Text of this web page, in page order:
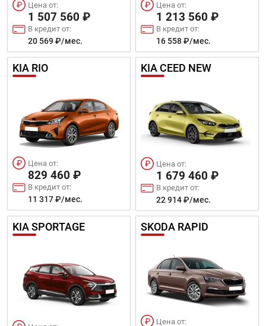
Цена от:
1 507 560 ₽
В кредит от:
20 569 ₽/мес.
Цена от:
1 213 560 ₽
В кредит от:
16 558 ₽/мес.
KIA RIO
Цена от:
829 460 ₽
В кредит от:
11 317 ₽/мес.
KIA CEED NEW
Цена от:
1 679 460 ₽
В кредит от:
22 914 ₽/мес.
KIA SPORTAGE SKODA RAPID
Цена от: